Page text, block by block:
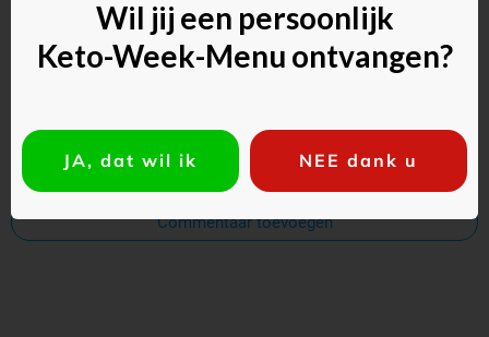
Commentaar toevoegen
Wil jij een persoonlijk
Keto-Week-Menu ontvangen?
JA, dat wil ik NEE dank u